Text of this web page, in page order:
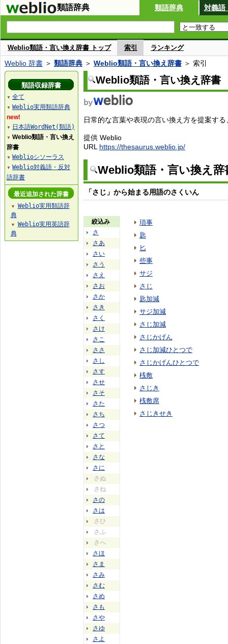
類語辞典 類語辞典 対義語
Weblio類語・言い換え辞書 トップ 索引 ランキング
Weblio 辞書 ＞ 類語辞典 ＞ Weblio類語・言い換え辞書 ＞ 索引
Weblio類語・言い換え辞書
日常的な言葉や表現の言い換え方を提案す
提供 Weblio
URL https://thesaurus.weblio.jp/
Weblio類語・言い換え
「さじ」から始まる用語のさくいん
絞込み
さ
さあ
さい
さう
さえ
さお
さか
さき
さく
さけ
さこ
ささ
さし
さす
させ
さそ
さた
さち
さつ
さて
さと
さな
さに
さぬ
さね
さの
さは
さひ
さふ
さへ
さほ
さま
さみ
さむ
さめ
さも
さや
さゆ
さよ
瑣事
匙
匕
些事
サジ
さじ
匙加減
サジ加減
さじ加減
さじかげん
さじ加減ひとつで
さじかげんひとつで
桟敷
さじき
桟敷席
さじきせき
類語収録辞書
▼ 全て
▼ Weblio実用類語辞典
new!
▼ 日本語WordNet(類語)
▼ Weblio類語・言い換え
辞書
▼ Weblioシソーラス
▼ Weblio対義語・反対
語辞書
最近追加された辞書
▼
Weblio実用類語辞
典
▼
Weblio実用英語辞
典